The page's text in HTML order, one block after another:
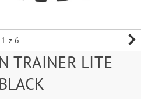
1 z 6
TRAINER LITE